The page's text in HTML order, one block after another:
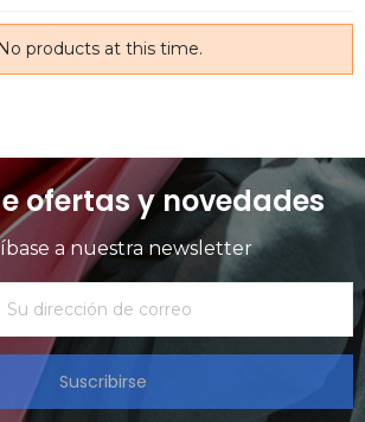
No products at this time.
ofertas y novedades
a nuestra newsletter
Suscribirse